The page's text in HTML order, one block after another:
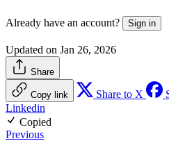
Already have an account? Sign in
Updated on Jan 26, 2026
Share
Copy link Share to X
Linkedin
Copied
Previous